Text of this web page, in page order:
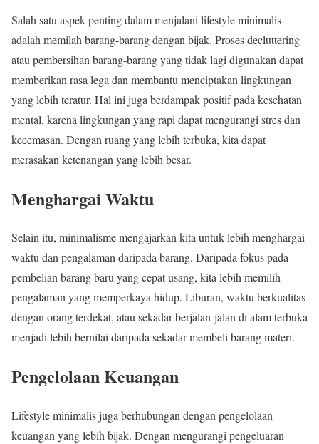
Salah satu aspek penting dalam menjalani lifestyle minimalis
adalah memilah barang-barang dengan bijak. Proses decluttering
atau pembersihan barang-barang yang tidak lagi digunakan dapat
memberikan rasa lega dan membantu menciptakan lingkungan
yang lebih teratur. Hal ini juga berdampak positif pada kesehatan
mental, karena lingkungan yang rapi dapat mengurangi stres dan
kecemasan. Dengan ruang yang lebih terbuka, kita dapat
merasakan ketenangan yang lebih besar.
Menghargai Waktu
Selain itu, minimalisme mengajarkan kita untuk lebih menghargai
waktu dan pengalaman daripada barang. Daripada fokus pada
pembelian barang baru yang cepat usang, kita lebih memilih
pengalaman yang memperkaya hidup. Liburan, waktu berkualitas
dengan orang terdekat, atau sekadar berjalan-jalan di alam terbuka
menjadi lebih bernilai daripada sekadar membeli barang materi.
Pengelolaan Keuangan
Lifestyle minimalis juga berhubungan dengan pengelolaan
keuangan yang lebih bijak. Dengan mengurangi pengeluaran